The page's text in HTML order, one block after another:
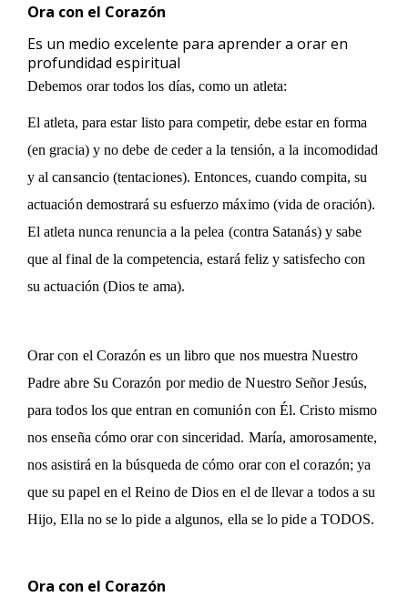
Ora con el Corazón
Es un medio excelente para aprender a orar en
profundidad espiritual
Debemos orar todos los días, como un atleta:
El atleta, para estar listo para competir, debe estar en forma
(en gracia) y no debe de ceder a la tensión, a la incomodidad
y al cansancio (tentaciones). Entonces, cuando compita, su
actuación demostrará su esfuerzo máximo (vida de oración).
El atleta nunca renuncia a la pelea (contra Satanás) y sabe
que al final de la competencia, estará feliz y satisfecho con
su actuación (Dios te ama).
Orar con el Corazón es un libro que nos muestra Nuestro
Padre abre Su Corazón por medio de Nuestro Señor Jesús,
para todos los que entran en comunión con Él. Cristo mismo
nos enseña cómo orar con sinceridad. María, amorosamente,
nos asistirá en la búsqueda de cómo orar con el corazón; ya
que su papel en el Reino de Dios en el de llevar a todos a su
Hijo, Ella no se lo pide a algunos, ella se lo pide a TODOS.
Ora con el Corazón